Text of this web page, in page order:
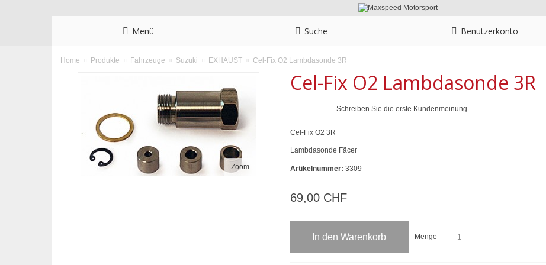
Menü Suche Benutzerkonto
Home Produkte Fahrzeuge Suzuki EXHAUST Cel-Fix O2 Lambdasonde 3R
Zoom
Cel-Fix O2 Lambdasonde 3R
Schreiben Sie die erste Kundenmeinung
Cel-Fix O2 3R
Lambdasonde Fäcer
Artikelnummer: 3309
69,00 CHF
Menge
In den Warenkorb